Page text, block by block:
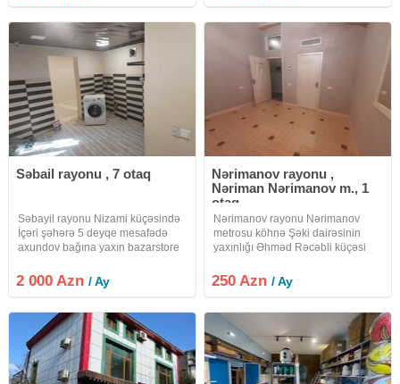
icarəçiyə aiddir.
Səbail rayonu , 7 otaq
Səbayil rayonu Nizami küçəsində
İçəri şəhərə 5 deyqe mesafədə
axundov bağına yaxın bazarstore
hostel ofis üçün çox əlverişlidir
Arendası 2000 azn
2 000 Azn/ Ay
Nərimanov rayonu ,
Nəriman Nərimanov m., 1
otaq
Nərimanov rayonu Nərimanov
metrosu köhnə Şəki dairəsinin
yaxınlığı Əhməd Rəcəbli küçəsi
yerləşir.lift var. Mərkəzi isitmə və
mərkəzi soyutma sistemi vardır hər
250 Azn/ Ay